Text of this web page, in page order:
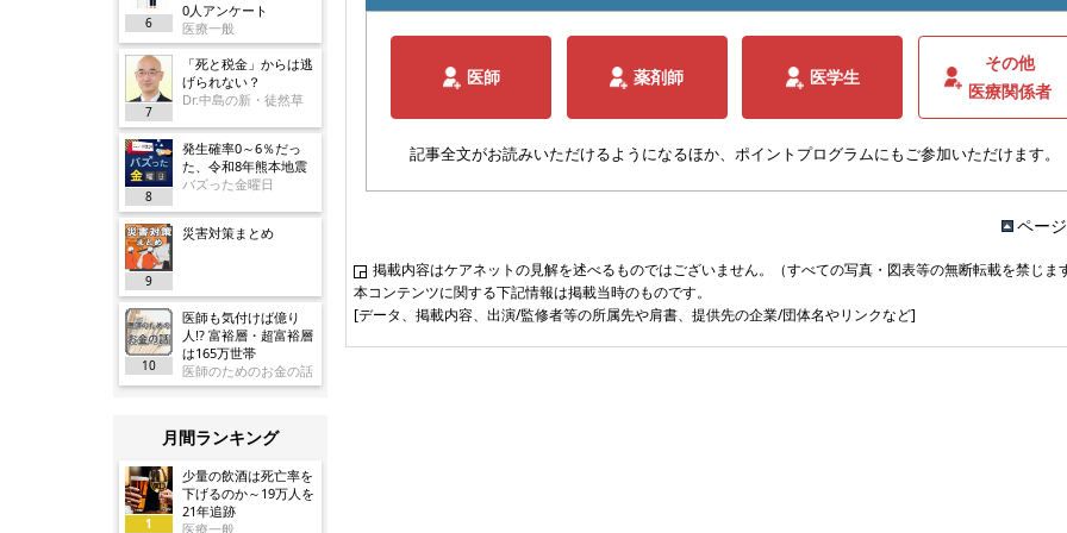
6
0人アンケート
医療一般
7
「死と税金」からは逃
げられない？
Dr.中島の新・徒然草
8
発生確率0～6％だっ
た、令和8年熊本地震
バズった金曜日
9
災害対策まとめ
10
医師も気付けば億り
人!? 富裕層・超富裕層
は165万世帯
医師のためのお金の話
月間ランキング
1
少量の飲酒は死亡率を
下げるのか～19万人を
21年追跡
医療一般
医師 薬剤師 医学生
その他
医療関係者
記事全文がお読みいただけるようになるほか、ポイントプログラムにもご参加いただけます。
ペー
掲載内容はケアネットの見解を述べるものではございません。（すべての写真・図表等の無断転載を禁じま
本コンテンツに関する下記情報は掲載当時のものです。
[データ、掲載内容、出演/監修者等の所属先や肩書、提供先の企業/団体名やリンクなど]